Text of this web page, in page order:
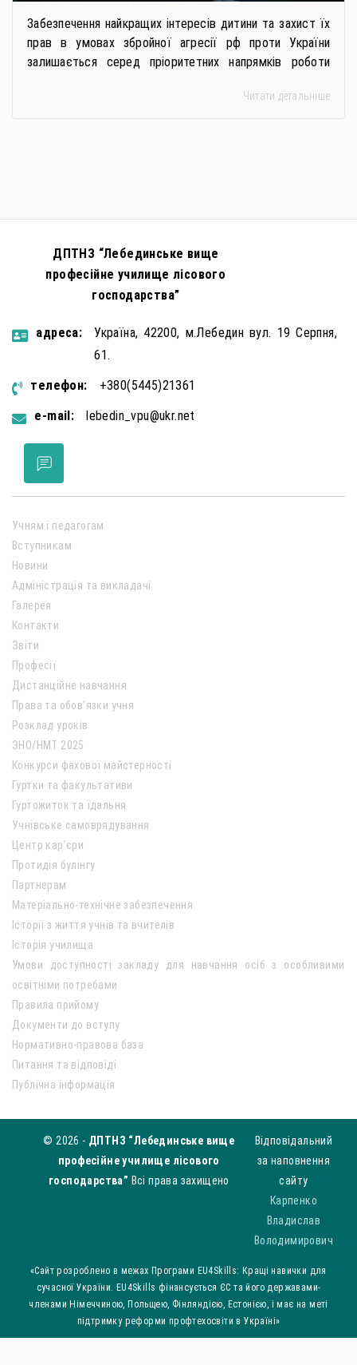
Забезпечення найкращих інтересів дитини та захист їх
прав в умовах збройної агресії рф проти України
залишається серед пріоритетних напрямків роботи
застосовується метод використання дітей у
Читати детальніше
ДПТНЗ “Лебединське вище
професійне училище лісового
господарства”
aдресa:
Україна, 42200, м.Лебедин вул. 19 Серпня,
61.
телефон:
+380(5445)21361
e-mail:
lebedin_vpu@ukr.net
Учням і педагогам
Вступникам
Новини
Адміністрація та викладачі
Галерея
Контакти
Звіти
Професії
Дистанційне навчання
Права та обов’язки учня
Розклад уроків
ЗНО/НМТ 2025
Конкурси фахової майстерності
Гуртки та факультативи
Гуртожиток та їдальня
Учнівське самоврядування
Центр кар’єри
Протидія булінгу
Партнерам
Матеріально-технічне забезпечення
Історії з життя учнів та вчителів
Історія училища
Умови доступності закладу для навчання осіб з особливими
освітніми потребами
Правила прийому
Документи до вступу
Нормативно-правова база
Питання та відповіді
Публічна інформація
© 2026 - ДПТНЗ “Лебединське вище
професійне училище лісового
господарства” Всі права захищено
Відповідальний
за наповнення
сайту
Карпенко
Владислав
Володимирович
«Сайт розроблено в межах Програми EU4Skills: Кращі навички для
сучасної України. EU4Skills фінансується ЄС та його державами-
членами Німеччиною, Польщею, Фінляндією, Естонією, і має на меті
підтримку реформи профтехосвіти в Україні»